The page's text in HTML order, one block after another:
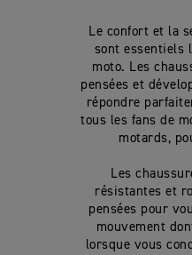
Le confort et la
sont essentiels
moto. Les
pensées et
répondre
tous les fans de
motards,
Les
résistantes et
pensées pour
mouvement
lorsque vous